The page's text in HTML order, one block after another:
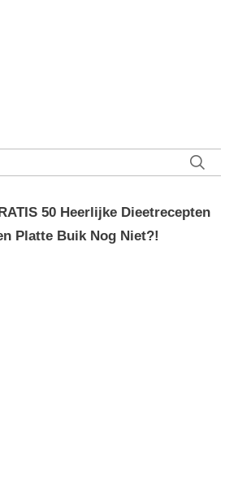
50 Heerlijke Dieetrecepten
Platte Buik Nog Niet?!